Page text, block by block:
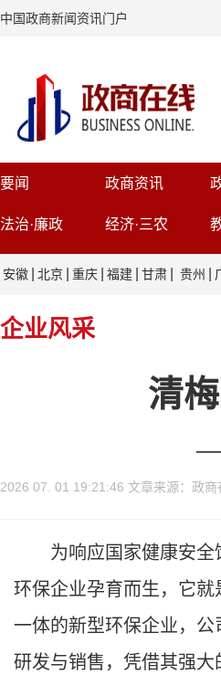
中国政商新闻资讯门户
要闻 政商资讯
法治·廉政 经济·三农
安徽 北京 重庆 福建 甘肃 贵州
企业风采
清
2026 07. 01 19:21:46 文章来源：政
为响应国家健康安全饮
环保企业孕育而生，它
一体的新型环保企业，公
研发与销售，凭借其强